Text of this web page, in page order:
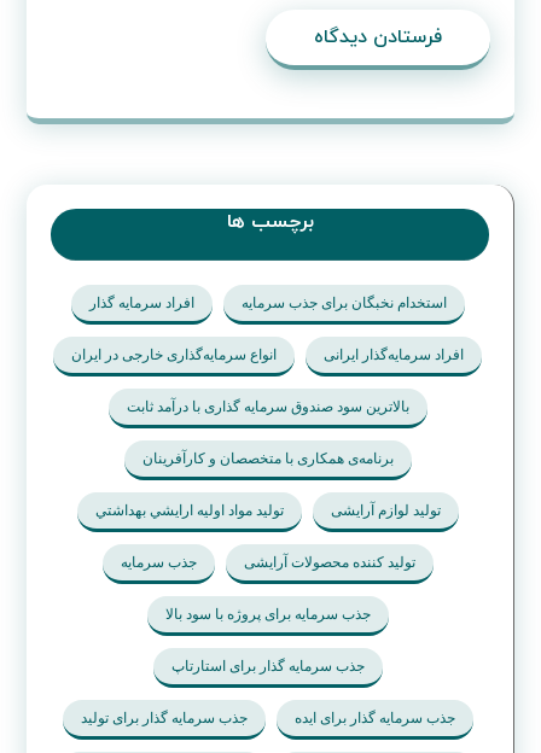
فرستادن دیدگاه
برچسب ها
استخدام نخبگان برای جذب سرمایه افراد سرمایه گذار
افراد سرمایه‌گذار ایرانی انواع سرمایه‌گذاری خارجی در ایران
بالاترین سود صندوق سرمایه گذاری با درآمد ثابت
برنامه‌ی همکاری با متخصصان و کارآفرینان
تولید لوازم آرایشی تولید مواد اوليه ارايشي بهداشتي
تولید کننده محصولات آرایشی جذب سرمایه
جذب سرمایه برای پروژه با سود بالا
جذب سرمایه گذار برای استارتاپ
جذب سرمایه گذار برای ایده جذب سرمایه گذار برای تولید